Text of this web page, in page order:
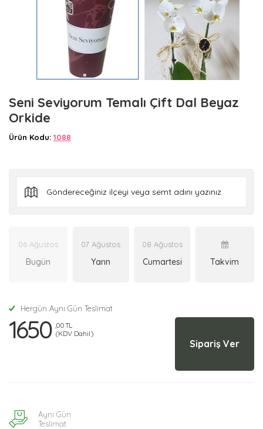
Seni Seviyorum Temalı Çift Dal Beyaz
Orkide
Ürün Kodu: 1088
06 Ağustos
Bugün
07 Ağustos
Yarın
08 Ağustos
Cumartesi Takvim
Hergün Aynı Gün Teslimat
1650 ,00 TL
(KDV Dahil)
Sipariş Ver
Aynı Gün
Teslimat